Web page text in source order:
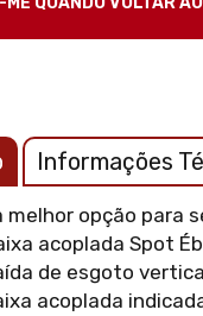
Informações
melhor opção para
acoplada Spot
de esgoto
acoplada